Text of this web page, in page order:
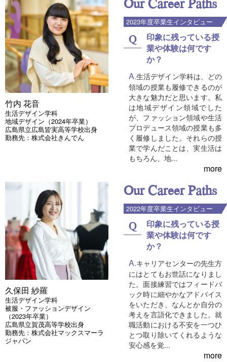
竹内 花音
生活デザイン学科
地域デザイン（2024年卒業）
広島県立広島皆実高等学校出身
勤務先：株式会社きんでん
2023年度卒業生インタビュー
印象に残っている授
業や体験は何です
か？
生活デザイン学科は、どの
領域の授業も履修できるのが
大きな魅力だと思います。私
は地域デザイン領域でした
が、ファッション領域や生活
プロデュース領域の授業も多
く履修しました。それらの授
業で学んだことは、実生活は
もちろん、地...
more
久保田 紗羅
生活デザイン学科
被服・ファッションデザイン
（2023年卒業）
広島県立賀茂高等学校出身
勤務先：株式会社マックスマーラ
ジャパン
Our Career Paths
2022年度卒業生インタビュー
印象に残っている授
業や体験は何です
か？
キャリアセンターの先生方
にはとてもお世話になりまし
た。面接練習ではフィードバ
ック時に細やかなアドバイス
をいただき、なんとか自分の
考えを言語化できました。就
職活動における不安を一つひ
とつ取り除いてくれるような
安心感を覚...
more